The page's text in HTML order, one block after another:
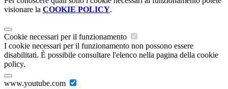
visionare la COOKIE POLICY.
Cookie necessari per il funzionamento
I cookie necessari per il funzionamento non possono essere
disabilitati. È possibile consultare l'elenco nella pagina della cookie
policy.
www.youtube.com